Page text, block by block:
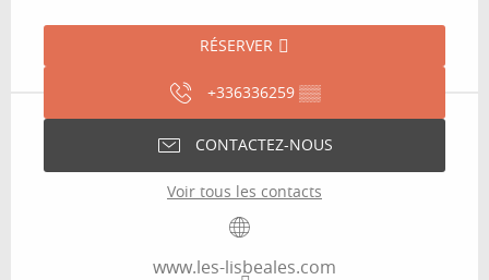
RÉSERVER
+336336259 ▒▒
CONTACTEZ-NOUS
Voir tous les contacts
www.les-lisbeales.com